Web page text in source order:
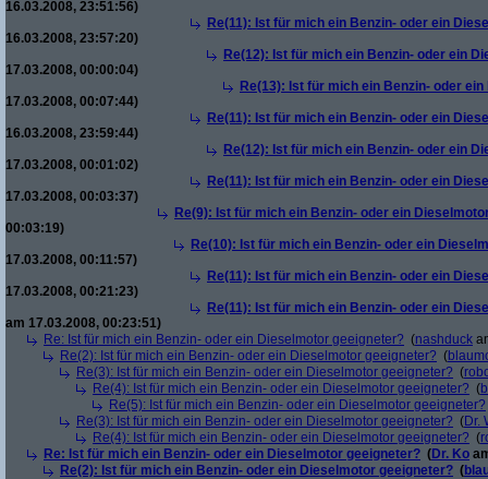
16.03.2008, 23:51:56)
Re(11): Ist für mich ein Benzin- oder ein
16.03.2008, 23:57:20)
Re(12): Ist für mich ein Benzin- oder ein
17.03.2008, 00:00:04)
Re(13): Ist für mich ein Benzin- oder
17.03.2008, 00:07:44)
Re(11): Ist für mich ein Benzin- oder ein
16.03.2008, 23:59:44)
Re(12): Ist für mich ein Benzin- oder ein
17.03.2008, 00:01:02)
Re(11): Ist für mich ein Benzin- oder ein
17.03.2008, 00:03:37)
Re(9): Ist für mich ein Benzin- oder ein
00:03:19)
Re(10): Ist für mich ein Benzin- oder ein
17.03.2008, 00:11:57)
Re(11): Ist für mich ein Benzin- oder ein
17.03.2008, 00:21:23)
Re(11): Ist für mich ein Benzin- oder ein
am 17.03.2008, 00:23:51)
Re: Ist für mich ein Benzin- oder ein Dieselmotor geeigneter? (nashduck
Re(2): Ist für mich ein Benzin- oder ein Dieselmotor geeigneter? (
Re(3): Ist für mich ein Benzin- oder ein Dieselmotor geeigneter? (
Re(4): Ist für mich ein Benzin- oder ein Dieselmotor geeigneter? (
Re(5): Ist für mich ein Benzin- oder ein Dieselmotor geeigneter?
Re(3): Ist für mich ein Benzin- oder ein Dieselmotor geeigneter? (Dr.
Re(4): Ist für mich ein Benzin- oder ein Dieselmotor geeigneter? (
Re: Ist für mich ein Benzin- oder ein Dieselmotor geeigneter? (Dr. Ko
Re(2): Ist für mich ein Benzin- oder ein Dieselmotor geeigneter? (